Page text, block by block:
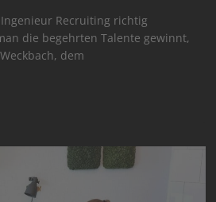
Recruiting richtig
die begehrten Talente gewinnt,
dem